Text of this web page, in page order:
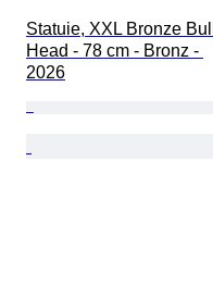
Statuie, XXL Bronze Bull
Head - 78 cm - Bronz -
2026